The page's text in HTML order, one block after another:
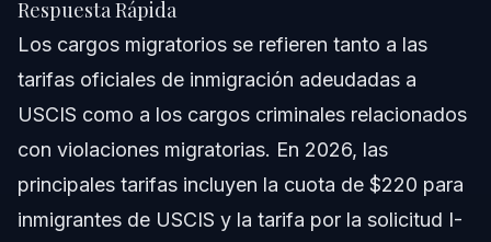
¿Cuánto cuesta la tarifa de inmigración en 2026?
¿Son los cargos de inmigración delitos penales?
¿Debo pagar $250 para entrar a EE.UU.?
¿Cómo pago la tarifa de inmigración del USCIS en línea?
¿Qué pasa si no pago las tarifas de inmigración a
Respuesta Rápida
Los cargos migratorios se refieren tanto a las
tarifas oficiales de inmigración adeudadas a
USCIS como a los cargos criminales relacionados
con violaciones migratorias. En 2026, las
principales tarifas incluyen la cuota de $220 para
inmigrantes de USCIS y la tarifa por la solicitud I-